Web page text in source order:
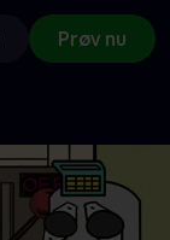
Prøv nu